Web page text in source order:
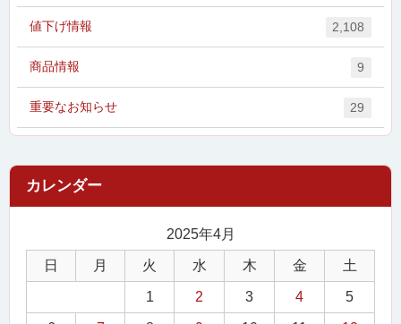
値下げ情報 2,108
商品情報 9
重要なお知らせ 29
2025年4月
日 月 火 水 木 金 土
1 2 3 4 5